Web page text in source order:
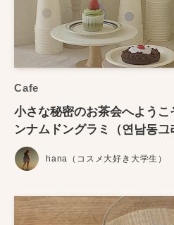
Cafe
小さな秘密のお茶会へよう
ンナムドングラミ（연남동
hana（コスメ大好き大学生）